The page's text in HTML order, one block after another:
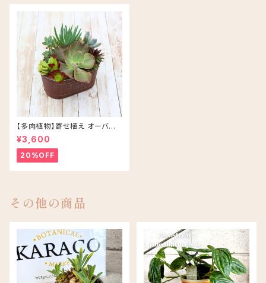
【多肉植物】寄せ植え オーバル
アソート/ブラウン
¥3,600
20%OFF
その他の商品